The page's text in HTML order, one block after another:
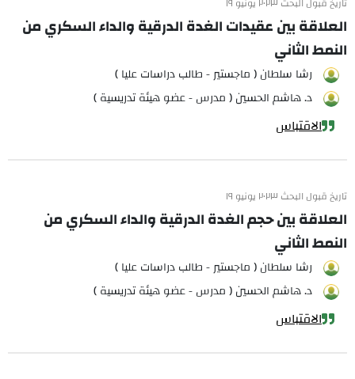
العلاقة بين عقيدات الغدة الدرقية والداء السكري من
النمط الثاني
رشا سلطان ( ماجستير - طالب دراسات عليا )
د. هاشم الحسين ( مدرس - عضو هيئة تدريسية )
الاقتباس
تاريخ قبول البحث ٢٠٢٣ يونيو ١٩
العلاقة بين حجم الغدة الدرقية والداء السكري من
النمط الثاني
رشا سلطان ( ماجستير - طالب دراسات عليا )
د. هاشم الحسين ( مدرس - عضو هيئة تدريسية )
الاقتباس